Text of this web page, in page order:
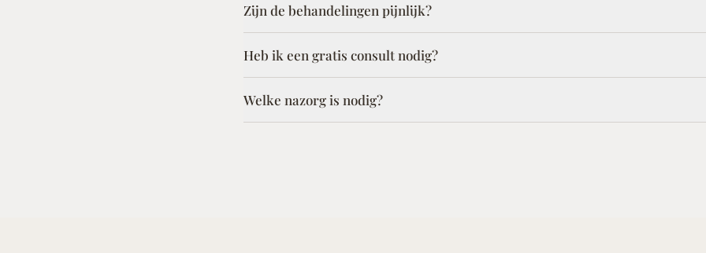
Zijn de behandelingen pijnlijk?
Heb ik een gratis consult nodig?
Welke nazorg is nodig?